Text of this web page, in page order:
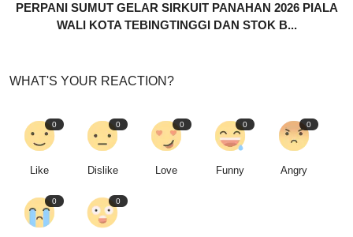
PERPANI SUMUT GELAR SIRKUIT PANAHAN 2026 PIALA
WALI KOTA TEBINGTINGGI DAN STOK B...
WHAT'S YOUR REACTION?
0
Like
0
Dislike
0
Love
0
Funny
0
Angry
0 0